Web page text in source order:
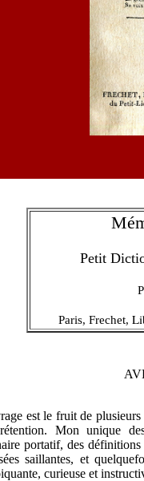
Petit D
Paris, Frechet,
est le fruit de
Mon unique
portatif, des définitions
saillantes, et
curieuse et